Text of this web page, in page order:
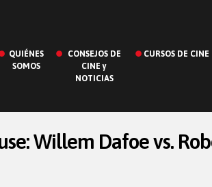
QUIÉNES
SOMOS
CONSEJOS DE
CINE y
NOTICIAS
CURSOS DE CINE
Willem Dafoe vs.